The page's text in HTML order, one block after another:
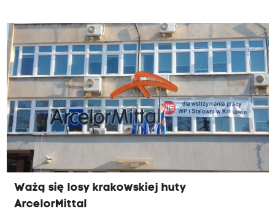
Ważą się losy krakowskiej huty
ArcelorMittal